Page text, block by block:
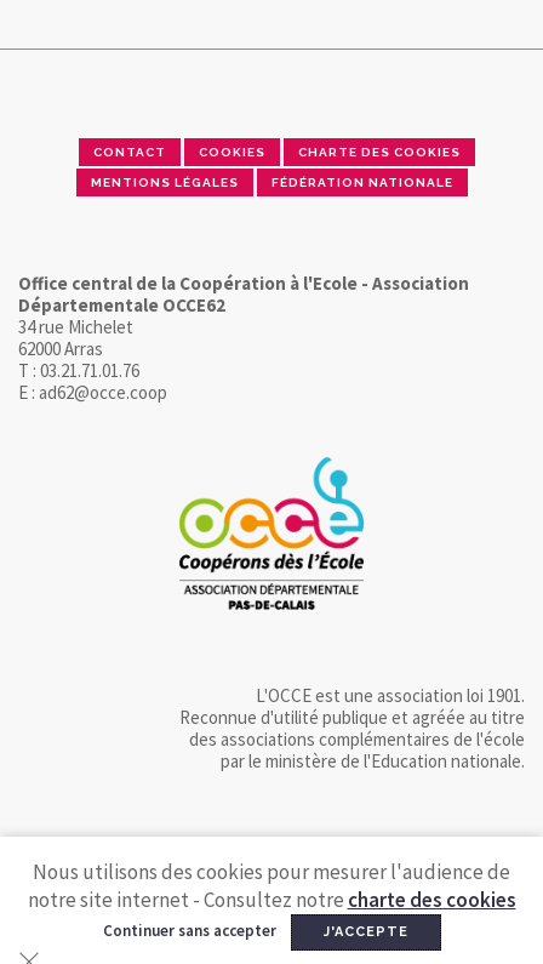
CONTACT COOKIES CHARTE DES COOKIES
MENTIONS LÉGALES FÉDÉRATION NATIONALE
Office central de la Coopération à l'Ecole - Association
Départementale OCCE62
34 rue Michelet
62000 Arras
T : 03.21.71.01.76
E : ad62@occe.coop
L'OCCE est une association loi 1901.
Reconnue d'utilité publique et agréée au titre
des associations complémentaires de l'école
par le ministère de l'Education nationale.
Nous utilisons des cookies pour mesurer l'audience de
notre site internet - Consultez notre charte des cookies
Continuer sans accepter J'ACCEPTE